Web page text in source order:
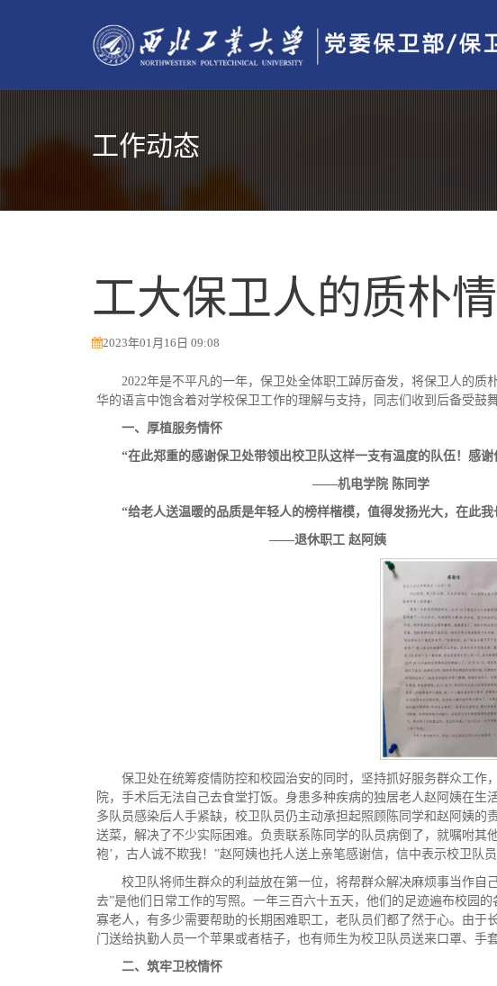
工作动态
工大保卫人的质朴
2023年01月16日 09:08
2022年是不平凡的一年，保卫处全体职工踔厉奋发，将保卫人的
华的语言中饱含着对学校保卫工作的理解与支持，同志们收到后备受鼓
一、厚植服务情怀
“在此郑重的感谢保卫处带领出校卫队这样一支有温度的队伍！ 感谢
——机电学院 陈 同学
“给老人送温暖的品质是年轻人的榜样楷模， 值得发扬光大，在此我
——退休职工 赵阿姨
保卫处在统筹疫情防控和校园治安的同时，坚持抓好服务群众工
院，手术后无法自己去食堂打饭。身患多种疾病的独居老人赵阿姨在
多队员感染后人手紧缺，校卫队员仍主动承担起照顾陈同学和赵阿姨
送菜，解决了不少实际困难。负责联系陈同学的队员病倒了，就嘱咐其
袍’，古人诚不欺我！”赵阿姨也托人送上亲笔感谢信，信中表示校卫队员
校卫队将师生群众的利益放在第一位，将帮群众解决麻烦事当作自
去”是他们日常工作的写照。一年三百六十五天，他们的足迹遍布校园
寡老人，有多少需要帮助的长期困难职工，老队员们都了然于心。由
门送给执勤人员一个苹果或者桔子，也有师生为校卫队员送来口罩、手
二、筑牢卫校情怀